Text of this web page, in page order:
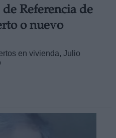
Referencia de
o nuevo
en vivienda, Julio